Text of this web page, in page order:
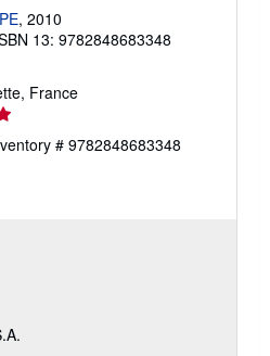
, 2010
13: 9782848683348
France
# 9782848683348